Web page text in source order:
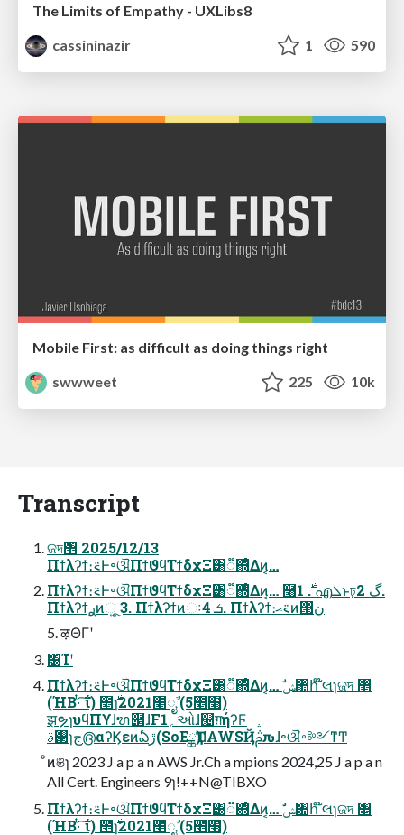
The Limits of Empathy - UXLibs8
cassininazir
1 590
Mobile First: as difficult as doing things right
swwweet
225 10k
Transcript
ଜদ঵ 2025/12/13
Πϯλʔϯ։࠵Ͱ৽ଔΠϯϑϥΤϯδχΞ͸૿΍ͤΔͷ͔…
Πϯλʔϯ։࠵Ͱ৽ଔΠϯϑϥΤϯδχΞ͸૿΍ͤΔͷ͔… ໨࣍ 1. എܠͱঢ়گ 2.
Πϯλʔϯ࣮ࢪͷૂ͍ 3. Πϯλʔϯͷઃܭ 4. Πϯλʔϯ։࠵ޙͷ൓ڹ
5. ऴΘΓʹ
͸͡Ίʹ
Πϯλʔϯ։࠵Ͱ৽ଔΠϯϑϥΤϯδχΞ͸૿΍ͤΔͷ͔… ࣗݾ঺հ ໊લɿଜদ ঵
(ΉΒ·ͭ ͠ΐ͏) ೥࣍ɿ2021೥ೖࣾ (5೥໨)
झຯɿυϥΠϒɺຑ੃ɺF1؍ઓɺ୤ग़ήʔϜ
࢓ࣄɿج൫αʔϏεͷఏڙ(SoEྖҬ)ɺAWSҊ݅ࢧԉɺ৽ଔ࠾༻ͳͲ
ͦͷଞɿ 2023 J a p a n AWS Jr.Ch a mpions 2024,25 J a p a n
All Cert. Engineers 9ɿ!++N@TIBXO
Πϯλʔϯ։࠵Ͱ৽ଔΠϯϑϥΤϯδχΞ͸૿΍ͤΔͷ͔… ࣗݾ঺հ ໊લɿଜদ ঵
(ΉΒ·ͭ ͠ΐ͏) ೥࣍ɿ2021೥ೖࣾ (5೥໨)